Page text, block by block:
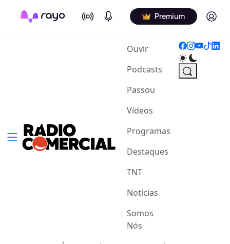
On Air Podcasts Premium Log in
Ouvir(current)
Podcasts
Passou
Vídeos
Programas
Destaques
TNT
Notícias
Somos
Nós